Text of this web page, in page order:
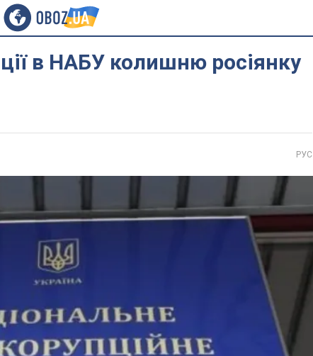
в НАБУ колишню росіянку
РУС